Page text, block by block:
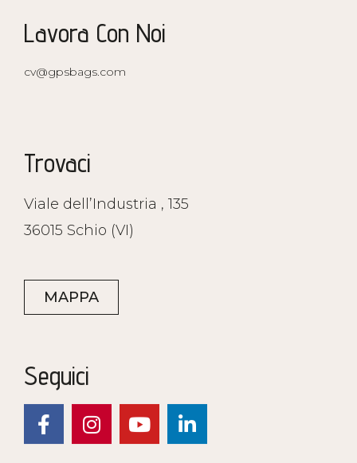
Lavora Con Noi
cv@gpsbags.com
Trovaci
Viale dell’Industria , 135
36015 Schio (VI)
MAPPA
Seguici